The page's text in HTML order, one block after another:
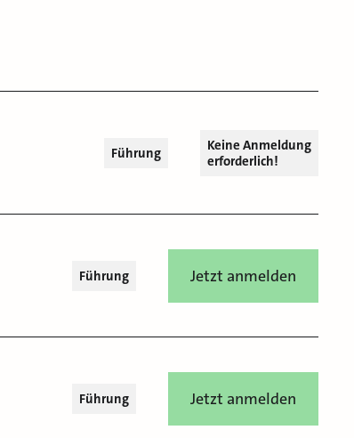
Führung
Keine Anmeldung
erforderlich!
Führung Jetzt anmelden
Führung Jetzt anmelden